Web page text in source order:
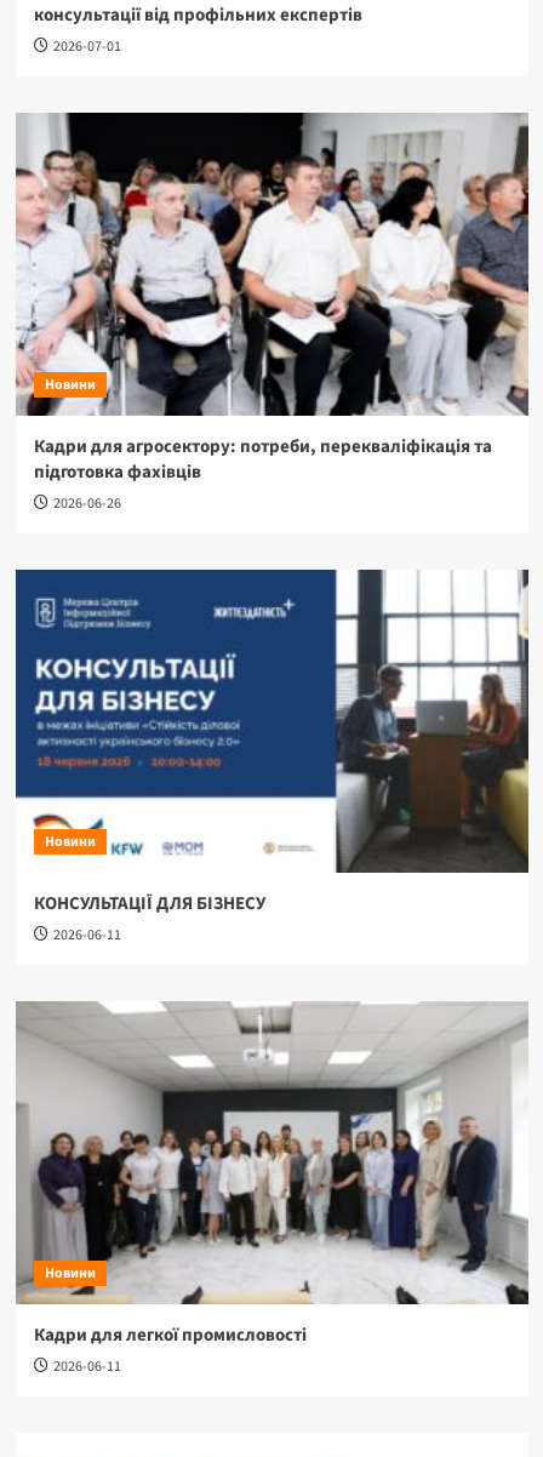
консультації від профільних експертів
2026-07-01
Новини
Кадри для агросектору: потреби, перекваліфікація та
підготовка фахівців
2026-06-26
Новини
КОНСУЛЬТАЦІЇ ДЛЯ БІЗНЕСУ
2026-06-11
Новини
Кадри для легкої промисловості
2026-06-11